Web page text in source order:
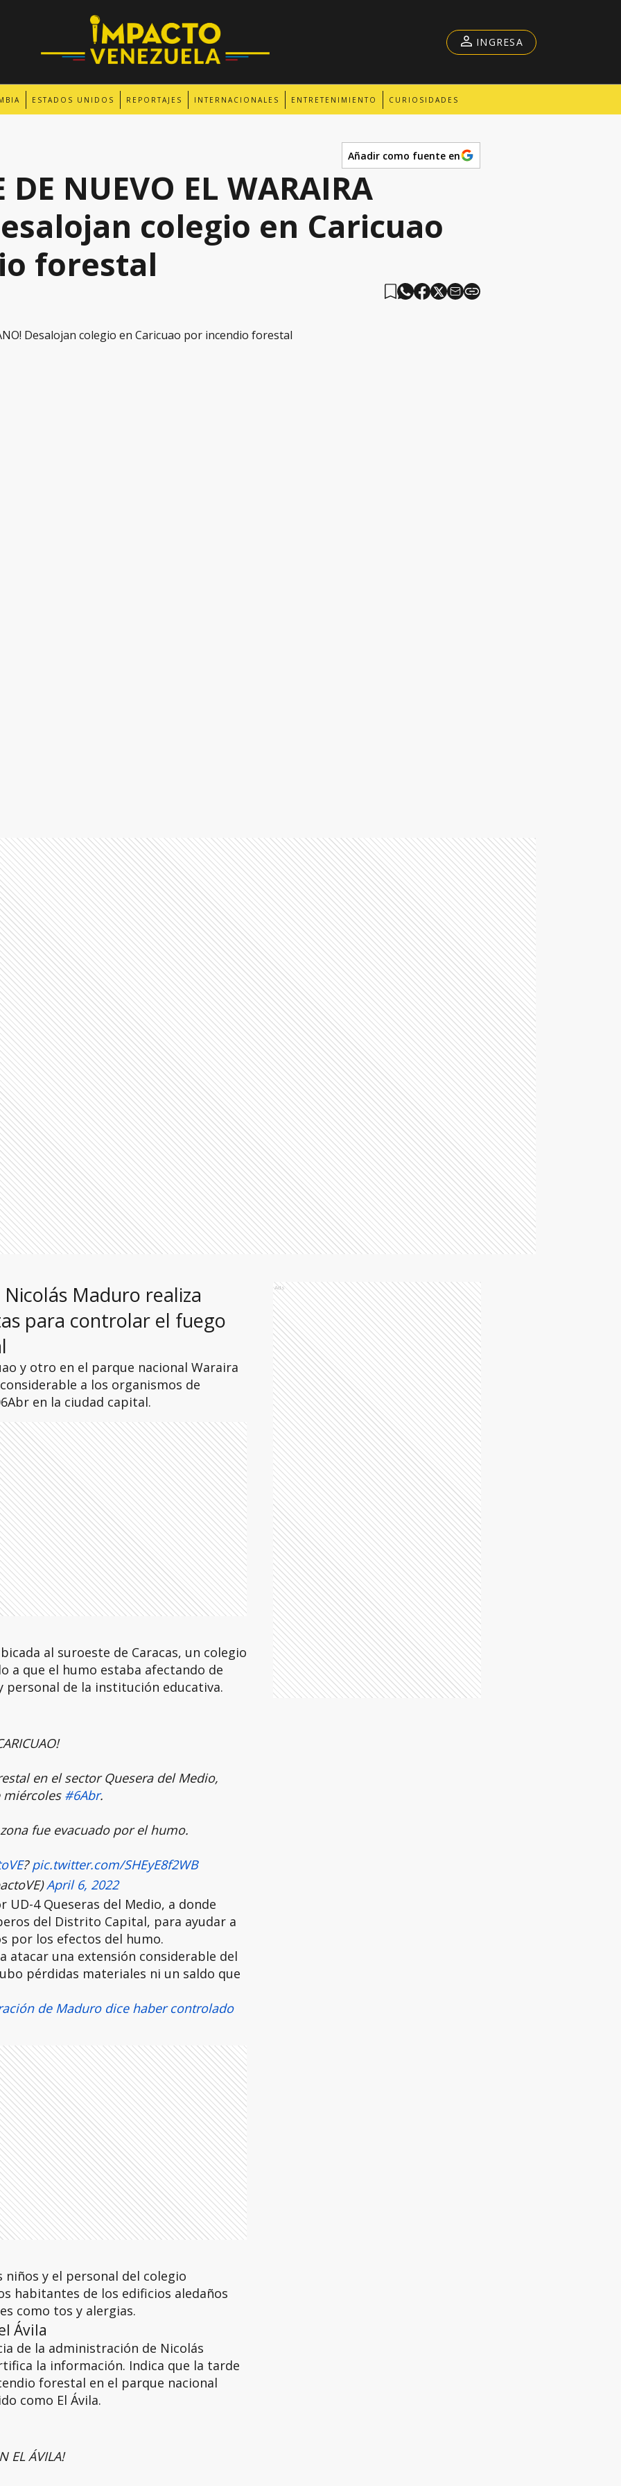
ESTADOS UNIDOS REPORTAJES INTERNACIONALES ENTRETENIMIENTO CURIOSIDADES
INGRESA
Añadir como fuente en
DE NUEVO EL WARAIRA
colegio en Caricuao
forestal
Maduro realiza
para controlar el fuego
y otro en el parque nacional Waraira
a los organismos de
en la ciudad capital.
al suroeste de Caracas, un colegio
a que el humo estaba afectando de
personal de la institución educativa.
en el sector Quesera del Medio,
miércoles #6Abr.
fue evacuado por el humo.
?pic.twitter.com/SHEyE8f2WB
April 6, 2022
UD-4 Queseras del Medio, a donde
del Distrito Capital, para ayudar a
por los efectos del humo.
atacar una extensión considerable del
pérdidas materiales ni un saldo que
de Maduro dice haber controlado
niños y el personal del colegio
habitantes de los edificios aledaños
como tos y alergias.
Ávila
de la administración de Nicolás
la información. Indica que la tarde
forestal en el parque nacional
como El Ávila.
EL ÁVILA!
Ads